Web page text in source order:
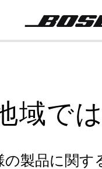
域で
製品に関す